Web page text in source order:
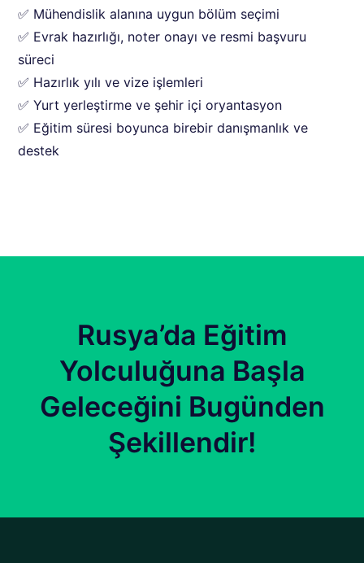
✅ Mühendislik alanına uygun bölüm seçimi
✅ Evrak hazırlığı, noter onayı ve resmi başvuru
süreci
✅ Hazırlık yılı ve vize işlemleri
✅ Yurt yerleştirme ve şehir içi oryantasyon
✅ Eğitim süresi boyunca birebir danışmanlık ve
destek
Rusya’da Eğitim
Yolculuğuna Başla
Geleceğini Bugünden
Şekillendir!